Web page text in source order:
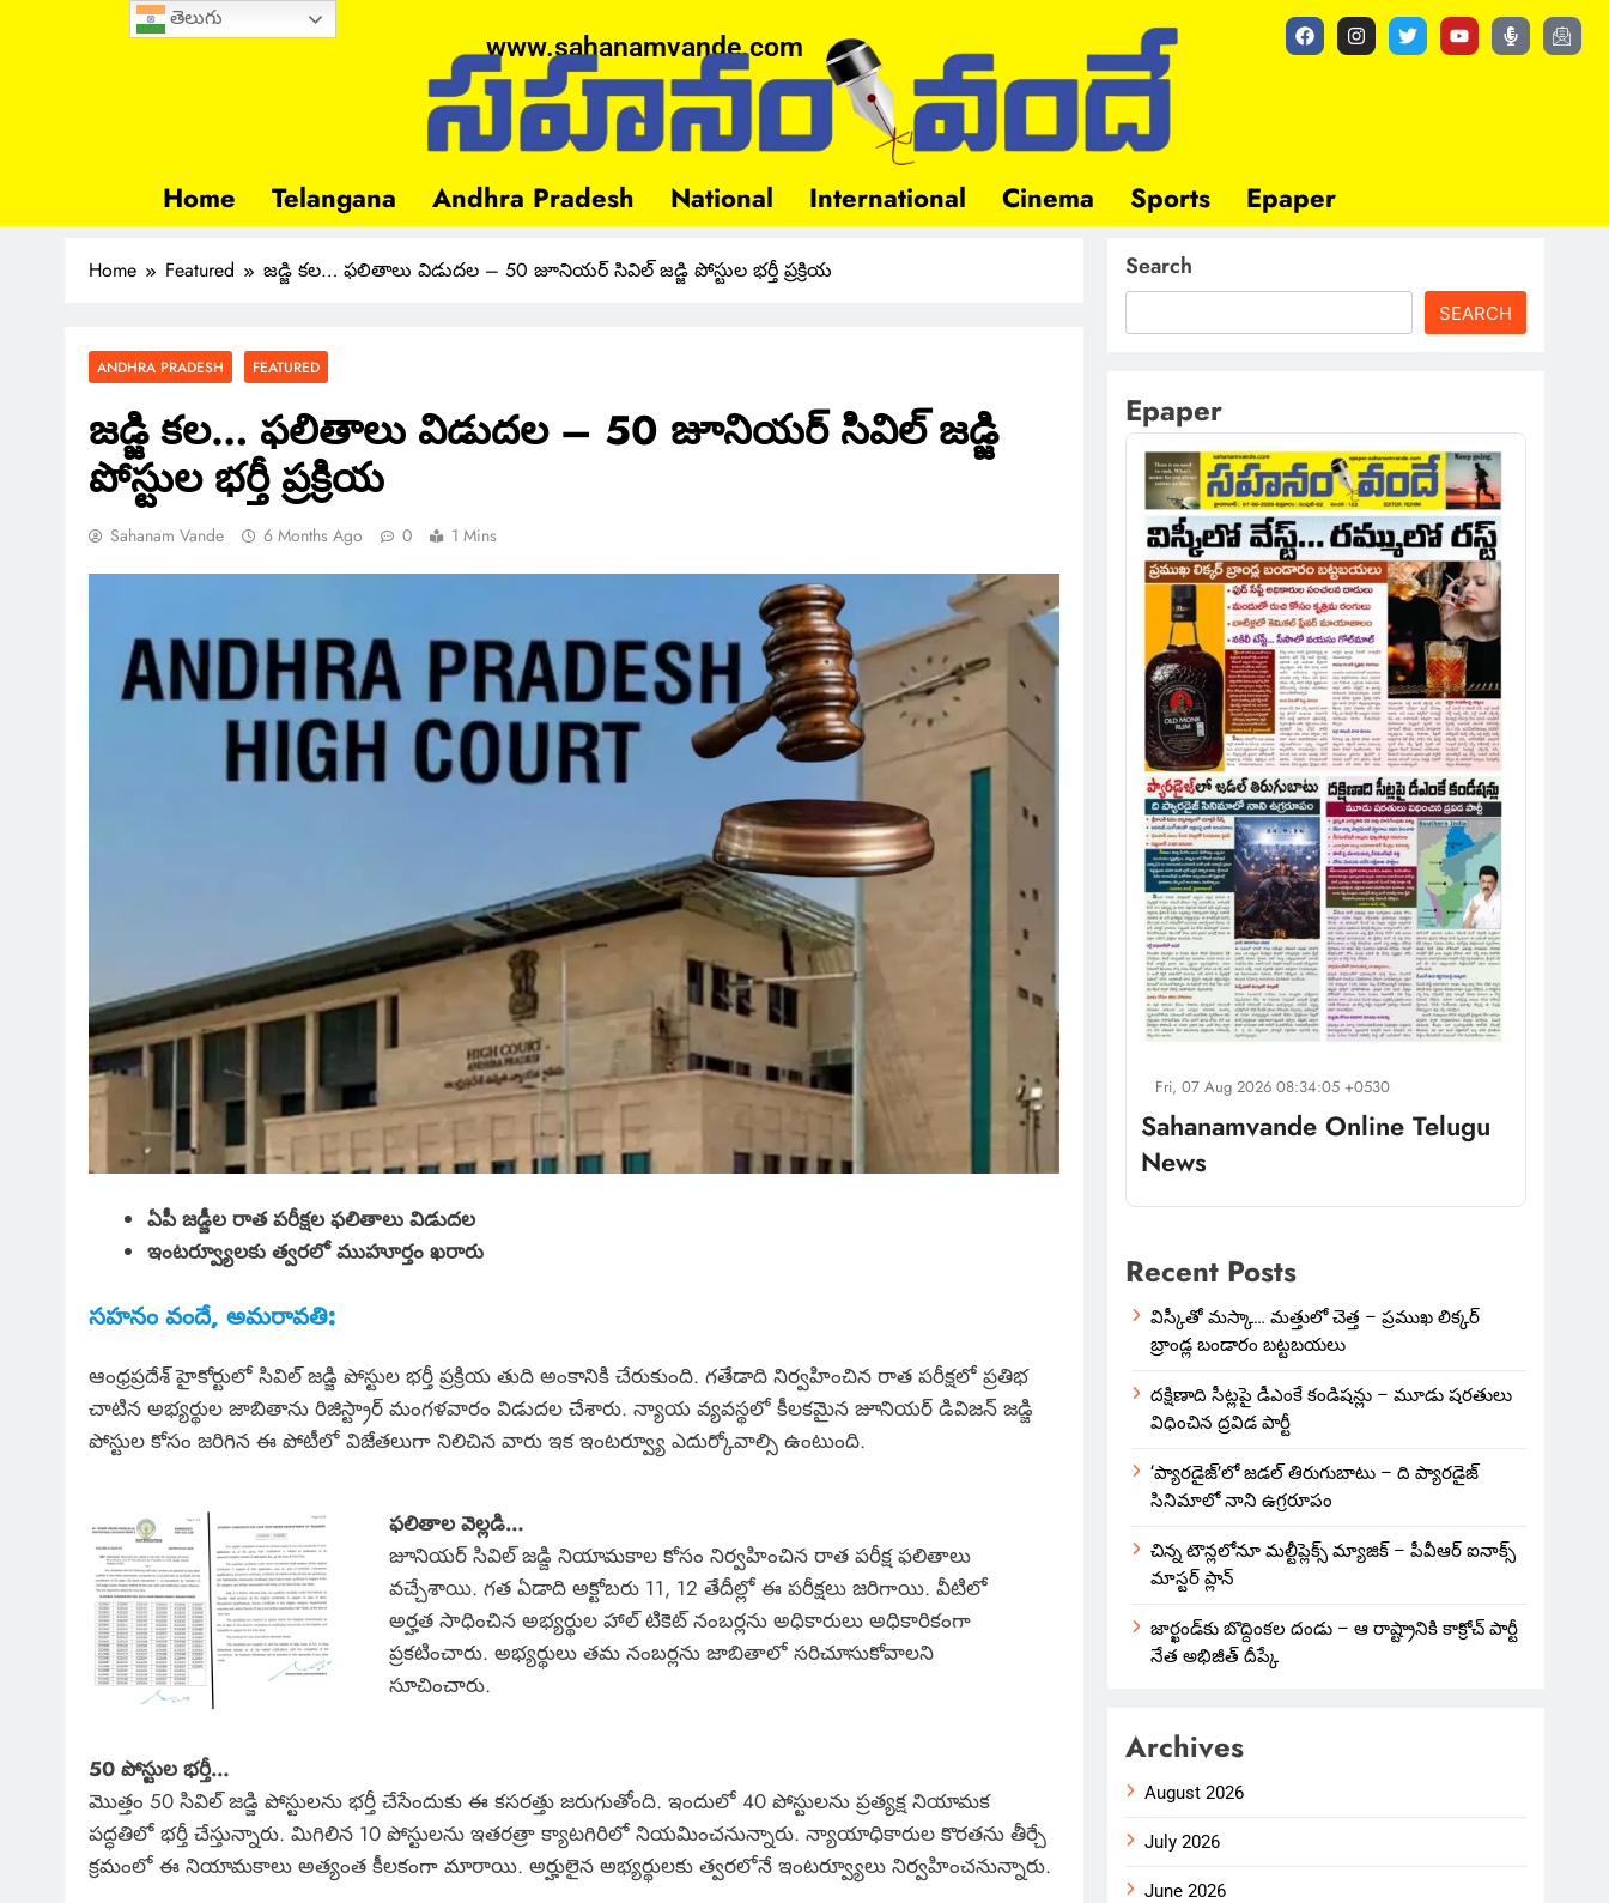
www.sahanamvande.com
Home Telangana Andhra Pradesh National International Cinema Sports Epaper
Home Featured జడ్జి కల… ఫలితాలు విడుదల – 50 జూనియర్ సివిల్ జడ్జి పోస్టుల భర్తీ ప్రక్రియ
ANDHRA PRADESH FEATURED
జడ్జి కల… ఫలితాలు విడుదల – 50 జూనియర్ సివిల్ జడ్జి
పోస్టుల భర్తీ ప్రక్రియ
Sahanam Vande 6 Months Ago 0 1 Mins
ఏపీ జడ్జీల రాత పరీక్షల ఫలితాలు విడుదల
ఇంటర్వ్యూలకు త్వరలో ముహూర్తం ఖరారు
సహనం వందే, అమరావతి:
ఆంధ్రప్రదేశ్ హైకోర్టులో సివిల్ జడ్జి పోస్టుల భర్తీ ప్రక్రియ తుది అంకానికి చేరుకుంది. గతేడాది నిర్వహించిన రాత పరీక్షలో ప్రతిభ
చాటిన అభ్యర్థుల జాబితాను రిజిస్ట్రార్ మంగళవారం విడుదల చేశారు. న్యాయ వ్యవస్థలో కీలకమైన జూనియర్ డివిజన్ జడ్జి
పోస్టుల కోసం జరిగిన ఈ పోటీలో విజేతలుగా నిలిచిన వారు ఇక ఇంటర్వ్యూ ఎదుర్కోవాల్సి ఉంటుంది.
ఫలితాల వెల్లడి…
జూనియర్ సివిల్ జడ్జి నియామకాల కోసం నిర్వహించిన రాత పరీక్ష ఫలితాలు
వచ్చేశాయి. గత ఏడాది అక్టోబరు 11, 12 తేదీల్లో ఈ పరీక్షలు జరిగాయి. వీటిలో
అర్హత సాధించిన అభ్యర్థుల హాల్ టికెట్ నంబర్లను అధికారులు అధికారికంగా
ప్రకటించారు. అభ్యర్థులు తమ నంబర్లను జాబితాలో సరిచూసుకోవాలని
సూచించారు.
50 పోస్టుల భర్తీ…
మొత్తం 50 సివిల్ జడ్జి పోస్టులను భర్తీ చేసేందుకు ఈ కసరత్తు జరుగుతోంది. ఇందులో 40 పోస్టులను ప్రత్యక్ష నియామక
పద్ధతిలో భర్తీ చేస్తున్నారు. మిగిలిన 10 పోస్టులను ఇతరత్రా క్యాటగిరిలో నియమించనున్నారు. న్యాయాధికారుల కొరతను తీర్చే
క్రమంలో ఈ నియామకాలు అత్యంత కీలకంగా మారాయి. అర్హులైన అభ్యర్థులకు త్వరలోనే ఇంటర్వ్యూలు నిర్వహించనున్నారు.
Search
SEARCH
Epaper
Fri, 07 Aug 2026 08:34:05 +0530
Sahanamvande Online Telugu
News
Recent Posts
విస్కీతో మస్కా… మత్తులో చెత్త – ప్రముఖ లిక్కర్
బ్రాండ్ల బండారం బట్టబయలు
దక్షిణాది సీట్లపై డీఎంకే కండిషన్లు – మూడు షరతులు
విధించిన ద్రవిడ పార్టీ
‘ప్యారడైజ్’లో జడల్ తిరుగుబాటు – ది ప్యారడైజ్
సినిమాలో నాని ఉగ్రరూపం
చిన్న టౌన్లలోనూ మల్టీప్లెక్స్‌ మ్యాజిక్ – పీవీఆర్ ఐనాక్స్
మాస్టర్ ప్లాన్
జార్ఖండ్‌కు బొద్దింకల దండు – ఆ రాష్ట్రానికి కాక్రోచ్ పార్టీ
నేత అభిజీత్ దీప్కే
Archives
August 2026
July 2026
June 2026
తెలుగు